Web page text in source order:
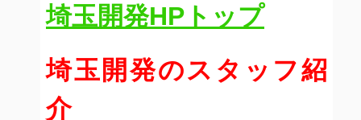
埼玉開発HPトップ
埼玉開発のスタッフ紹
介